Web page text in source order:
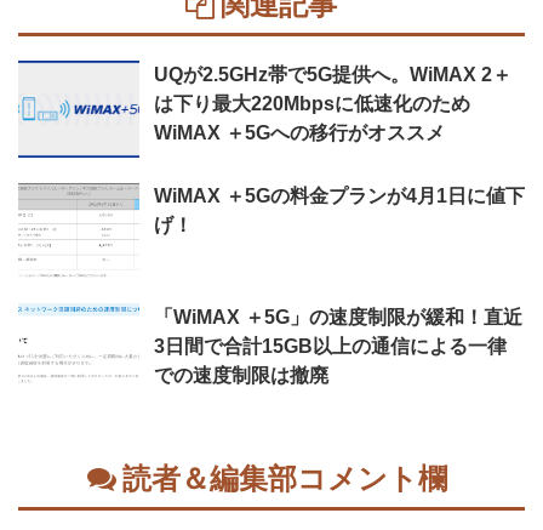
UQが2.5GHz帯で5G提供へ。WiMAX 2＋
は下り最大220Mbpsに低速化のため
WiMAX ＋5Gへの移行がオススメ
WiMAX ＋5Gの料金プランが4月1日に値下
げ！
「WiMAX ＋5G」の速度制限が緩和！直近
3日間で合計15GB以上の通信による一律
での速度制限は撤廃
読者＆編集部コメント欄